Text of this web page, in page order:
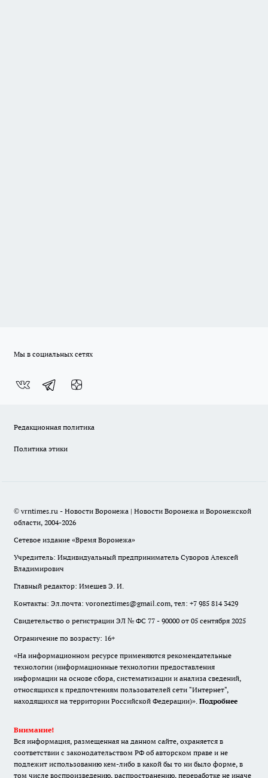
Мы в социальных сетях
Редакционная политика
Политика этики
© vrntimes.ru - Новости Воронежа | Новости Воронежа и Воронежской
области, 2004-2026
Сетевое издание «Время Воронежа»
Учредитель: Индивидуальный предприниматель Суворов Алексей
Владимирович
Главный редактор: Имешев Э. И.
Контакты: Эл.почта: voroneztimes@gmail.com, тел: +7 985 814 3429
Свидетельство о регистрации ЭЛ № ФС 77 - 90000 от 05 сентября 2025
Ограничение по возрасту: 16+
«На информационном ресурсе применяются рекомендательные
технологии (информационные технологии предоставления
информации на основе сбора, систематизации и анализа сведений,
относящихся к предпочтениям пользователей сети "Интернет",
находящихся на территории Российской Федерации)». Подробнее
Внимание!
Вся информация, размещенная на данном сайте, охраняется в
соответствии с законодательством РФ об авторском праве и не
подлежит использованию кем-либо в какой бы то ни было форме, в
том числе воспроизведению, распространению, переработке не иначе